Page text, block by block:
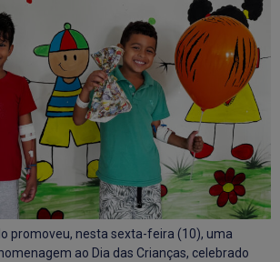
promoveu, nesta sexta-feira (10), uma
ao Dia das Crianças, celebrado